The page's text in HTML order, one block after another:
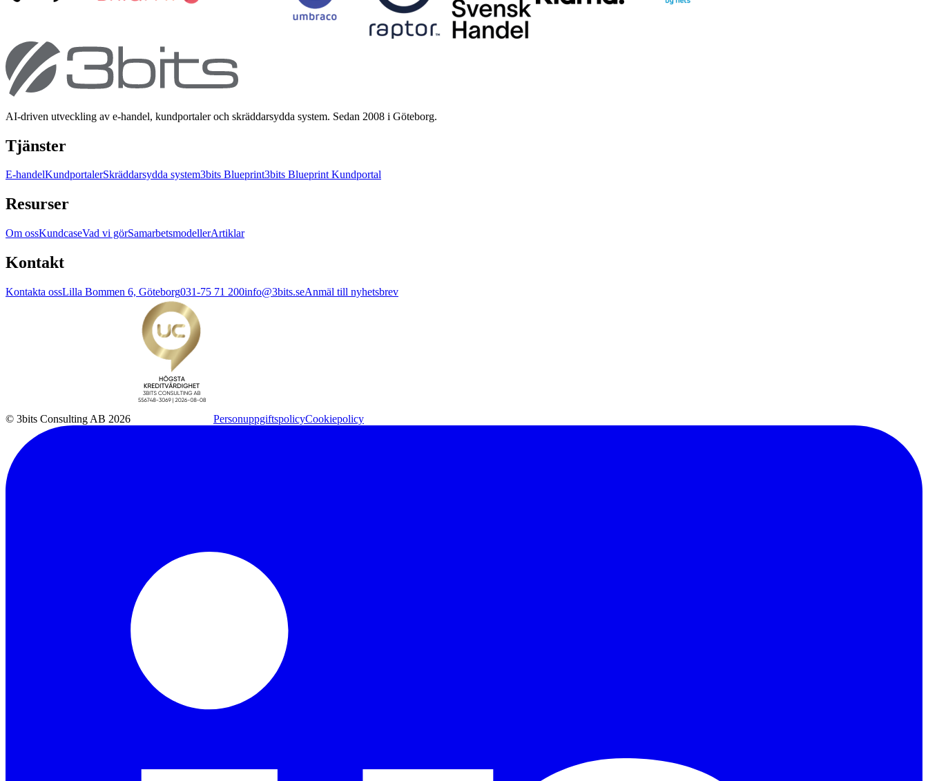
AI-driven utveckling av e-handel, kundportaler och skräddarsydda system. Sedan 2008 i Göteborg.
Tjänster
E-handelKundportalerSkräddarsydda system3bits Blueprint3bits Blueprint Kundportal
Resurser
Om ossKundcaseVad vi görSamarbetsmodellerArtiklar
Kontakt
Kontakta ossLilla Bommen 6, Göteborg031-75 71 200info@3bits.seAnmäl till nyhetsbrev
© 3bits Consulting AB 2026 PersonuppgiftspolicyCookiepolicy